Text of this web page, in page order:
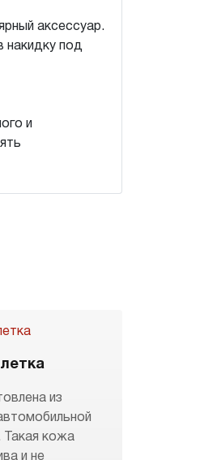
аксессуар.
накидку под
и
из
Такая кожа
и не